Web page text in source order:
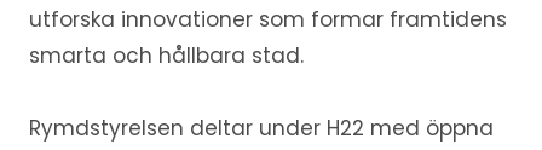
utforska innovationer som formar framtidens
smarta och hållbara stad.
Rymdstyrelsen deltar under H22 med öppna